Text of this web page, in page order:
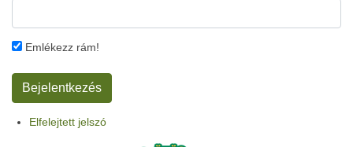
Emlékezz rám!
Elfelejtett jelszó